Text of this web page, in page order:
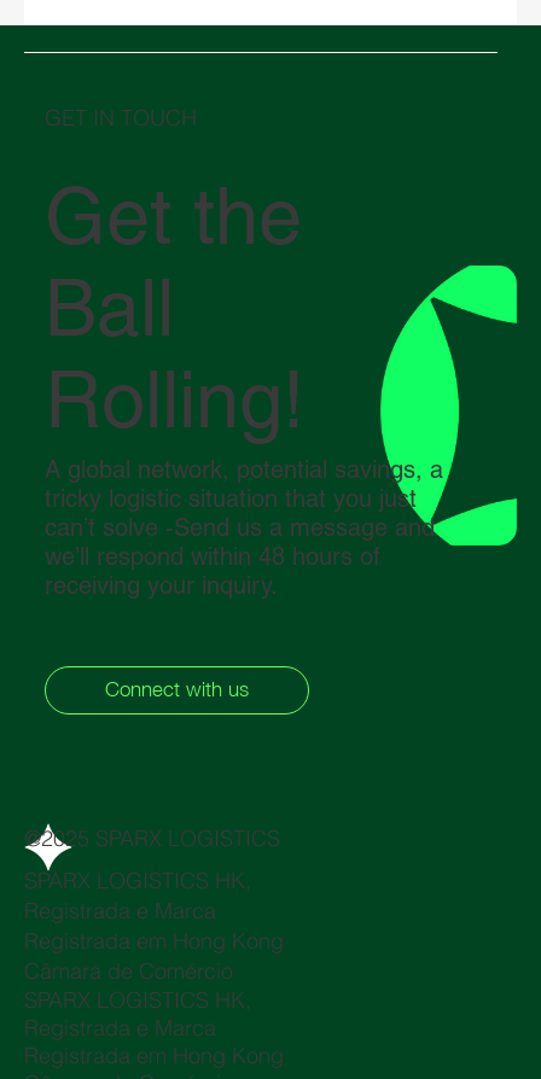
GET IN TOUCH
Get the
Ball
Rolling!
A global network, potential savings, a
tricky logistic situation that you just
can’t solve -Send us a message and
we’ll respond within 48 hours of
receiving your inquiry.
Connect with us
@2025 SPARX LOGISTICS
SPARX LOGISTICS HK,
Registrada e Marca
Registrada em Hong Kong
Câmara de Comércio
SPARX LOGISTICS HK,
Registrada e Marca
Registrada em Hong Kong